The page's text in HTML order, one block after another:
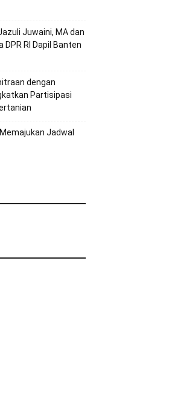
Juwaini, MA dan
DPR RI Dapil Banten
dengan
Partisipasi
Jadwal